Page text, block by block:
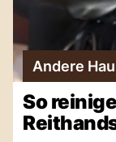
Andere
So